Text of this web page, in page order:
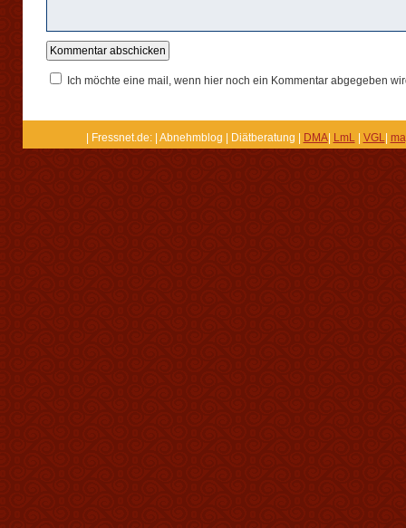
Ich möchte eine mail, wenn hier noch ein Kommentar abgegeben
| Fressnet.de: | Abnehmblog | Diätberatung | DMA| LmL| VGL|